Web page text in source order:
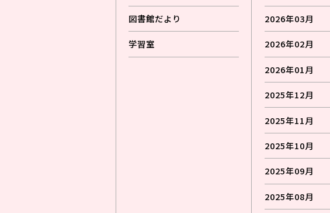
図書館だより
学習室
2026年03月
2026年02月
2026年01月
2025年12月
2025年11月
2025年10月
2025年09月
2025年08月